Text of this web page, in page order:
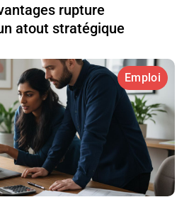
rupture
atout stratégique
Emploi